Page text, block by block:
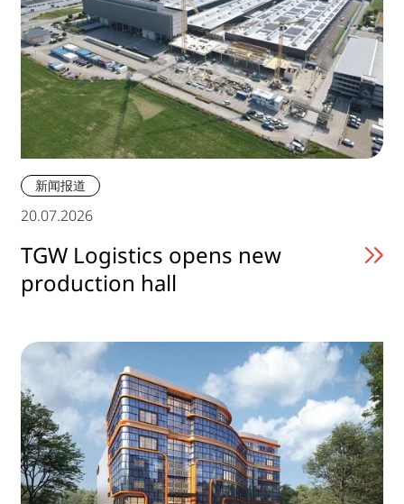
新闻报道
20.07.2026
TGW Logistics opens new
production hall